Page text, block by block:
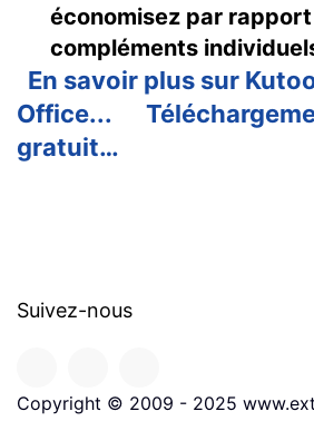
économisez par rapport
compléments
En savoir plus sur
Office...
gratuit…
Suivez-nous
Copyright © 2009 - 2025